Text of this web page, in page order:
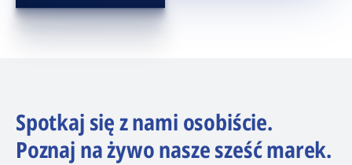
Spotkaj się z nami osobiście.
Poznaj na żywo nasze sześć marek.